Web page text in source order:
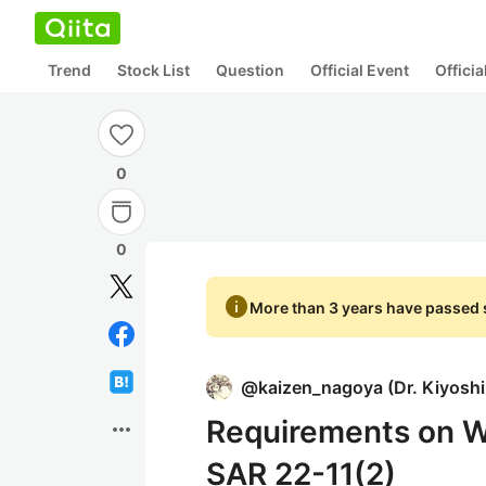
Trend Stock List Question Official Event
0
0
more_horiz
infoMore than 3 years have passed
@kaizen_nagoya (Dr.
Requirements on
SAR 22-11(2)